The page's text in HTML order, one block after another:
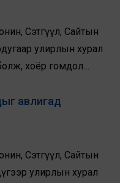
Сэтгүүл, Сайтын
улирлын хурал
хоёр гомдол
авлигад
Сэтгүүл, Сайтын
улирлын хурал